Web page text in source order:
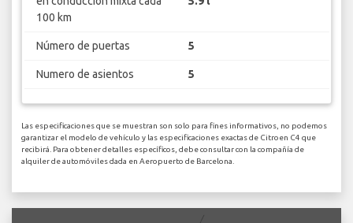
100 km
Número de puertas 5
Numero de asientos 5
Las especificaciones que se muestran son solo para fines informativos, no podemos
garantizar el modelo de vehículo y las especificaciones exactas de Citroen C4 que
recibirá. Para obtener detalles específicos, debe consultar con la compañía de
alquiler de automóviles dada en Aeropuerto de Barcelona.